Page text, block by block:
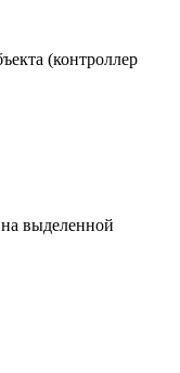
(контроллер
выделенной